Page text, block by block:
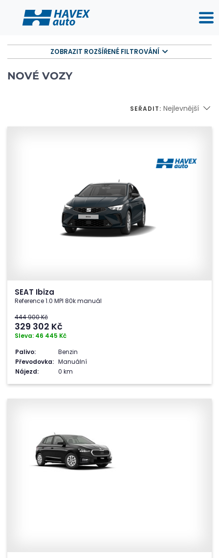
ZOBRAZIT ROZŠÍŘENÉ FILTROVÁNÍ
NOVÉ VOZY
SEŘADIT: Nejlevnější
SEAT Ibiza
Reference 1.0 MPI 80k manuál
444 900 Kč
329 302 Kč
Sleva: 46 445 Kč
Palivo:
Benzin
Převodovka: Manuální
Nájezd:
0 km